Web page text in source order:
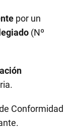
por un
(Nº
Conformidad